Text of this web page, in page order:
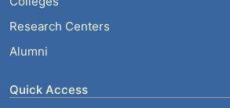
Research Centers
Alumni
Quick Access